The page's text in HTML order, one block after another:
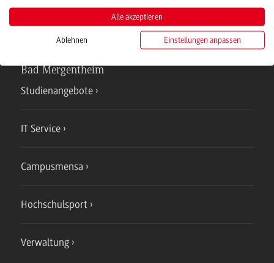
Bad Mergentheim
Studienangebote
IT Service
Campusmensa
Hochschulsport
Verwaltung
Alle akzeptieren
Ablehnen Einstellungen anpassen